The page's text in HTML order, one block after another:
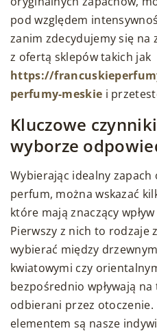
pod względem
zanim zdecydujemy się na
z ofertą sklepów takich jak
https://
perfumy-meskie i
Kluczowe
wyborze
Wybierając idealny
perfum, można wskazać
które mają znaczący
Pierwszy z nich to rodzaje
wybierać między
kwiatowymi czy
bezpośrednio wpływają
odbierani przez
elementem są nasze